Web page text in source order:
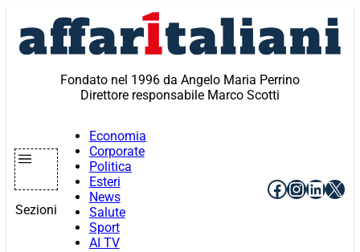
contenuto
Fondato nel 1996 da Angelo Maria Perrino
Direttore responsabile Marco Scotti
Sezioni
Economia
Corporate
Politica
Esteri
News
Salute
Sport
AI TV
Facebook
X